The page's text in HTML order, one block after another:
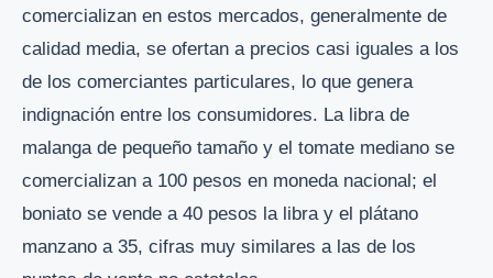
comercializan en estos mercados, generalmente de
calidad media, se ofertan a precios casi iguales a los
de los comerciantes particulares, lo que genera
indignación entre los consumidores. La libra de
malanga de pequeño tamaño y el tomate mediano se
comercializan a 100 pesos en moneda nacional; el
boniato se vende a 40 pesos la libra y el plátano
manzano a 35, cifras muy similares a las de los